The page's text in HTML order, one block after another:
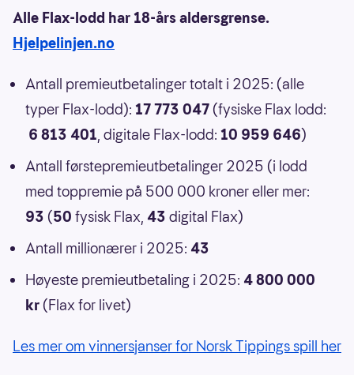
Alle Flax-lodd har 18-års aldersgrense.
Hjelpelinjen.no
Antall premieutbetalinger totalt i 2025: (alle
typer Flax-lodd): 17 773 047 (fysiske Flax lodd:
6 813 401, digitale Flax-lodd: 10 959 646)
Antall førstepremieutbetalinger 2025 (i lodd
med toppremie på 500 000 kroner eller mer:
93 (50 fysisk Flax, 43 digital Flax)
Antall millionærer i 2025: 43
Høyeste premieutbetaling i 2025: 4 800 000
kr (Flax for livet)
Les mer om vinnersjanser for Norsk Tippings spill her